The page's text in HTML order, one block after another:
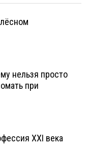
нельзя просто
при
XXI века